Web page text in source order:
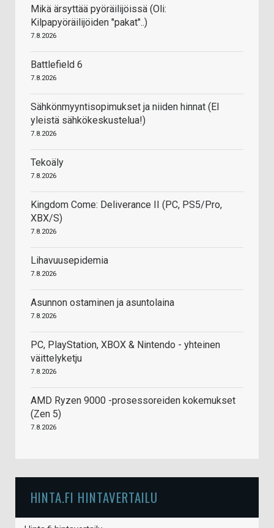
Mikä ärsyttää pyöräilijöissä (Oli:
Kilpapyöräilijöiden "pakat"..)
7.8.2026
Battlefield 6
7.8.2026
Sähkönmyyntisopimukset ja niiden hinnat (EI
yleistä sähkökeskustelua!)
7.8.2026
Tekoäly
7.8.2026
Kingdom Come: Deliverance II (PC, PS5/Pro,
XBX/S)
7.8.2026
Lihavuusepidemia
7.8.2026
Asunnon ostaminen ja asuntolaina
7.8.2026
PC, PlayStation, XBOX & Nintendo - yhteinen
väittelyketju
7.8.2026
AMD Ryzen 9000 -prosessoreiden kokemukset
(Zen 5)
7.8.2026
HINTA.FI HINTAVERTAILU